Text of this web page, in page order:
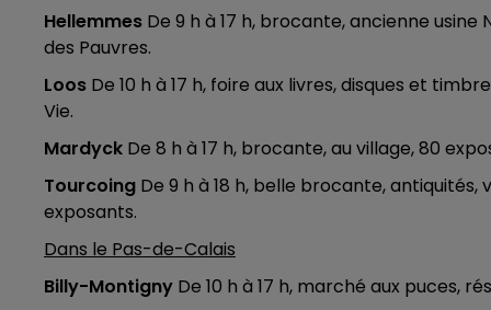
12h00 - 13h00
RDL & VOUS
Hellemmes De 9 h à 17 h, brocante, ancienne
des Pauvres.
Loos De 10 h à 17 h, foire aux livres, disques et
Vie.
Mardyck De 8 h à 17 h, brocante, au village, 80
Tourcoing De 9 h à 18 h, belle brocante,
exposants.
Dans le Pas-de-Calais
Billy-Montigny De 10 h à 17 h, marché aux puces,